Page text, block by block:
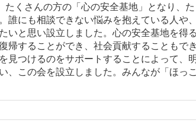
くさんの方の「心の安全基地」となり、た
誰にも相談できない悩みを抱えている人や
いと思い設立しました。心の安全基地を得
帰することができ、社会貢献することもで
見つけるのをサポートすることによって、
、この会を設立しました。みんなが「ほっ